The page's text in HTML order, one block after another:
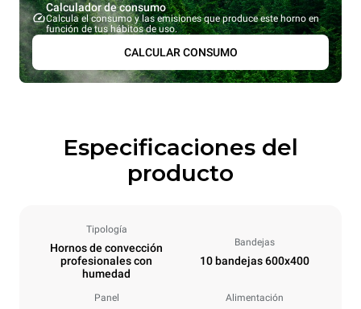
Calculador de consumo
Calcula el consumo y las emisiones que produce este horno en
función de tus hábitos de uso.
CALCULAR CONSUMO
Especificaciones del
producto
Tipología
Hornos de convección
profesionales con
humedad
Bandejas
10 bandejas 600x400
Panel Alimentación